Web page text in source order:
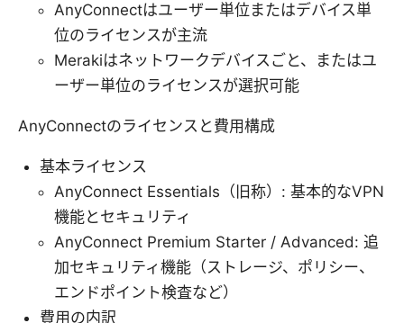
AnyConnectはユーザー単位またはデバイス単
位のライセンスが主流
Merakiはネットワークデバイスごと、またはユ
ーザー単位のライセンスが選択可能
AnyConnectのライセンスと費用構成
基本ライセンス
AnyConnect Essentials（旧称）: 基本的なVPN
機能とセキュリティ
AnyConnect Premium Starter / Advanced: 追
加セキュリティ機能（ストレージ、ポリシー、
エンドポイント検査など）
費用の内訳